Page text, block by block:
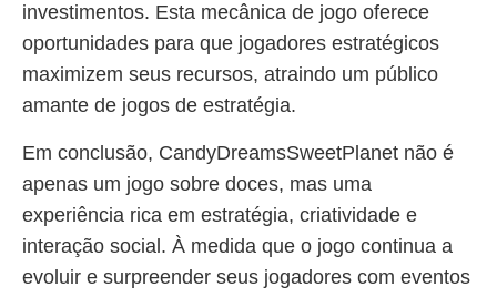
investimentos. Esta mecânica de jogo oferece
oportunidades para que jogadores estratégicos
maximizem seus recursos, atraindo um público
amante de jogos de estratégia.
Em conclusão, CandyDreamsSweetPlanet não é
apenas um jogo sobre doces, mas uma
experiência rica em estratégia, criatividade e
interação social. À medida que o jogo continua a
evoluir e surpreender seus jogadores com eventos